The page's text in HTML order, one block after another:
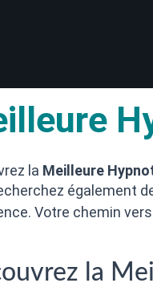
la Meilleure
également
Votre chemin
la